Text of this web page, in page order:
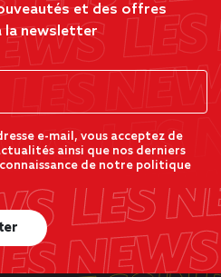
et des offres
la newsletter
e-mail, vous acceptez de
ainsi que nos derniers
de notre politique